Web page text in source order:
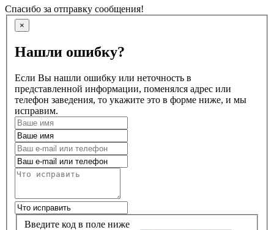
Спасибо за отправку сообщения!
×
Нашли ошибку?
Если Вы нашли ошибку или неточность в
представленной информации, поменялся адрес или
телефон заведения, то укажите это в форме ниже, и мы
исправим.
Введите код в поле ниже